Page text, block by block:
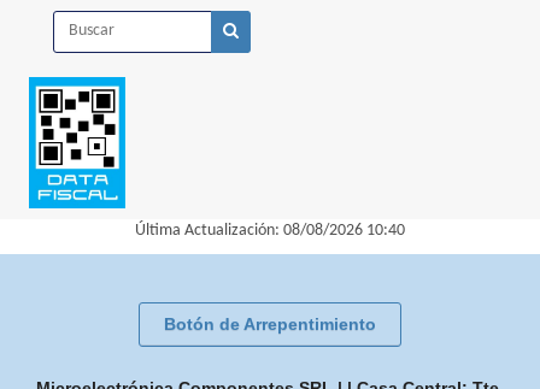
Última Actualización: 08/08/2026 10:40
Botón de Arrepentimiento